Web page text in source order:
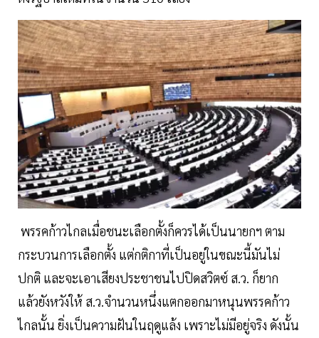
พรรคก้าวไกลเมื่อชนะเลือกตั้งก็ควรได้เป็นนายกฯ ตาม
กระบวนการเลือกตั้ง แต่กติกาที่เป็นอยู่ในขณะนี้มันไม่
ปกติ และจะเอาเสียงประชาชนไปปิดสวิตซ์ ส.ว. ก็ยาก
แล้วยังหวังให้ ส.ว.จำนวนหนึ่งแตกออกมาหนุนพรรคก้าว
ไกลนั้น ยิ่งเป็นความฝันในฤดูแล้ง เพราะไม่มีอยู่จริง ดังนั้น